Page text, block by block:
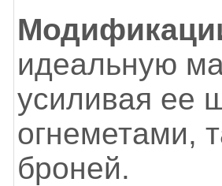
идеальную
усиливая ее
огнеметами,
броней.